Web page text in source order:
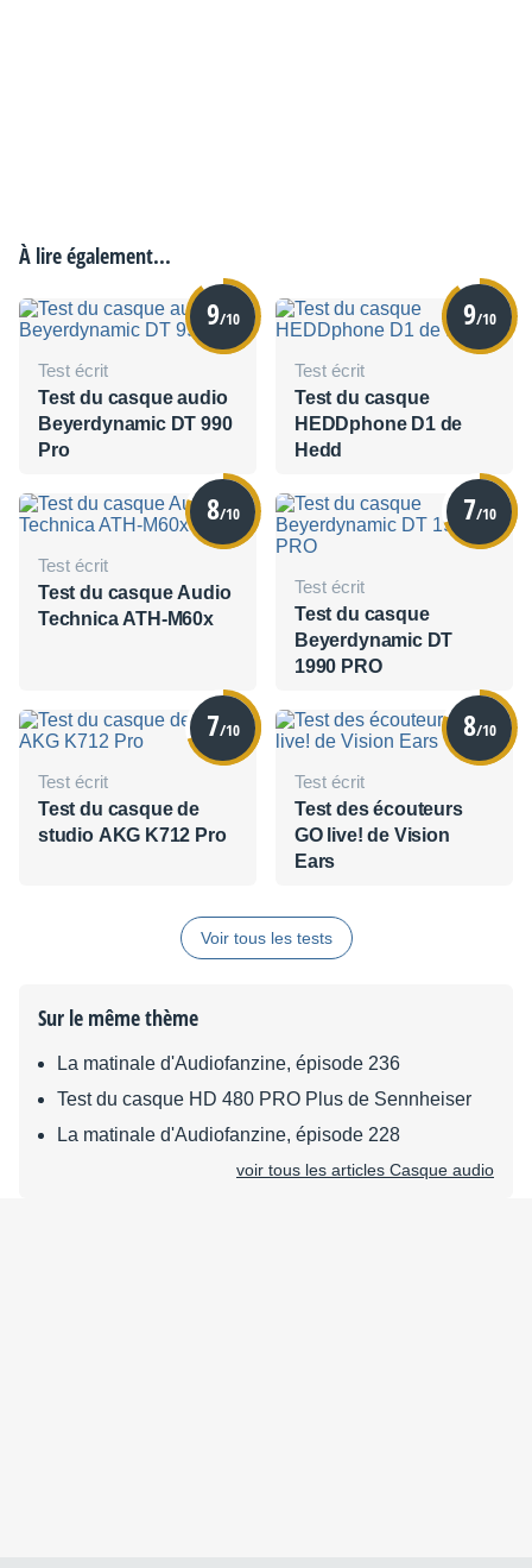
À lire également...
9/10
Test écrit
Test du casque audio
Beyerdynamic DT 990
Pro
9/10
Test écrit
Test du casque
HEDDphone D1 de
Hedd
8/10
Test écrit
Test du casque Audio
Technica ATH-M60x
7/10
Test écrit
Test du casque
Beyerdynamic DT
1990 PRO
7/10
Test écrit
Test du casque de
studio AKG K712 Pro
8/10
Test écrit
Test des écouteurs
GO live! de Vision
Ears
Voir tous les tests
Sur le même thème
La matinale d'Audiofanzine, épisode 236
Test du casque HD 480 PRO Plus de Sennheiser
La matinale d'Audiofanzine, épisode 228
voir tous les articles Casque audio